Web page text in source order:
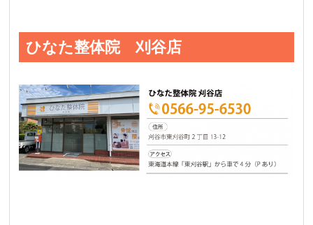
ひなた整体院 刈谷店